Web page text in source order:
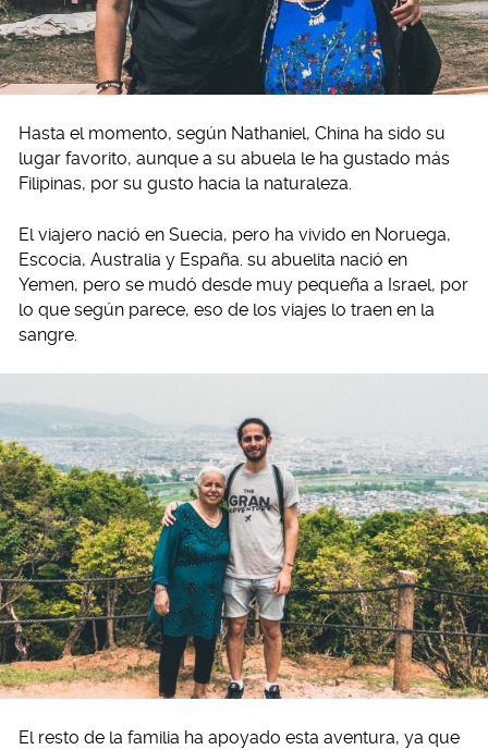
Hasta el momento, según Nathaniel, China ha sido su
lugar favorito, aunque a su abuela le ha gustado más
Filipinas, por su gusto hacia la naturaleza.
El viajero nació en Suecia, pero ha vivido en Noruega,
Escocia, Australia y España. su abuelita nació en
Yemen, pero se mudó desde muy pequeña a Israel, por
lo que según parece, eso de los viajes lo traen en la
sangre.
El resto de la familia ha apoyado esta aventura, ya que